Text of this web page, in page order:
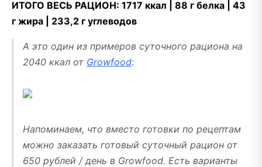
ИТОГО ВЕСЬ РАЦИОН: 1717 ккал | 88 г белка | 43
г жира | 233,2 г углеводов
А это один из примеров суточного рациона на
2040 ккал от Growfood:
Напоминаем, что вместо готовки по рецептам
можно заказать готовый суточный рацион от
650 рублей / день в Growfood. Есть варианты